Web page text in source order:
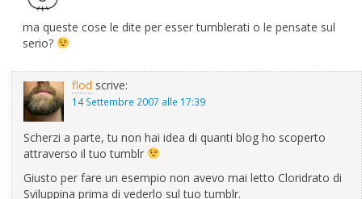
ma queste cose le dite per esser tumblerati o le pensate sul
serio?
flod scrive:
14 Settembre 2007 alle 17:39
Scherzi a parte, tu non hai idea di quanti blog ho scoperto
attraverso il tuo tumblr
Giusto per fare un esempio non avevo mai letto Cloridrato di
Sviluppina prima di vederlo sul tuo tumblr.